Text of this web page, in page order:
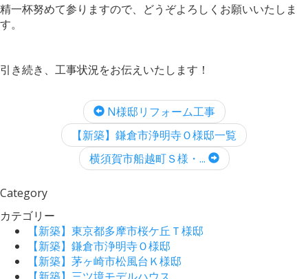
精一杯努めて参りますので、どうぞよろしくお願いいたしま
す。
引き続き、工事状況をお伝えいたします！
N様邸リフォーム工事
【新築】鎌倉市浄明寺Ｏ様邸一覧
横須賀市船越町Ｓ様・...
Category
カテゴリー
【新築】東京都多摩市桜ケ丘Ｔ様邸
【新築】鎌倉市浄明寺Ｏ様邸
【新築】茅ヶ崎市松風台Ｋ様邸